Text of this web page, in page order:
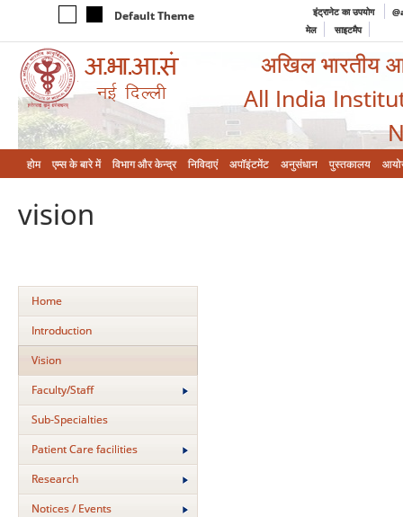
Default Theme इंट्रानेट का उपयोग
मेल
साइटमैप
अखिल भारतीय
All India
होम एम्‍स के बारे में विभाग और केन्‍द्र निविदाएं अपॉइंटमेंट अनुसंधान पुस्तकालय
vision
Home
Introduction
Vision
Faculty/Staff
Sub-Specialties
Patient Care facilities
Research
Notices / Events